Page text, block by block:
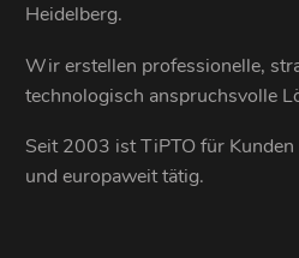
Heidelberg.
Wir erstellen professionelle,
technologisch anspruchsvolle
Seit 2003 ist TiPTO für
und europaweit tätig.